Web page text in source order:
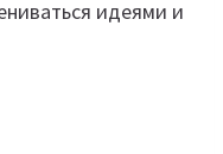
идеями и